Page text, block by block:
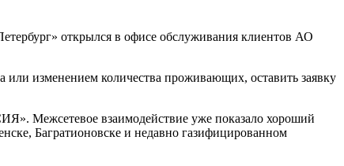
открылся в офисе обслуживания клиентов АО
или изменением количества проживающих, оставить заявку
Межсетевое взаимодействие уже показало хороший
Багратионовске и недавно газифицированном